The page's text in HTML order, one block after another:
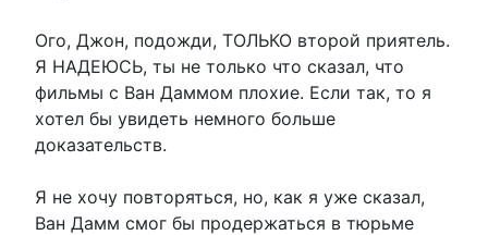
Ого, Джон, подожди, ТОЛЬКО второй приятель.
Я НАДЕЮСЬ, ты не только что сказал, что
фильмы с Ван Даммом плохие. Если так, то я
хотел бы увидеть немного больше
доказательств.
Я не хочу повторяться, но, как я уже сказал,
Ван Дамм смог бы продержаться в тюрьме